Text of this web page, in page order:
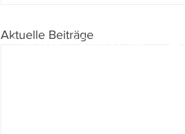
Aktuelle Beiträge
Impressum IDatenschutz